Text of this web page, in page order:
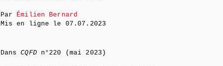
Par Émilien Bernard
Mis en ligne le 07.07.2023
DansCQFDn°220 (mai 2023)